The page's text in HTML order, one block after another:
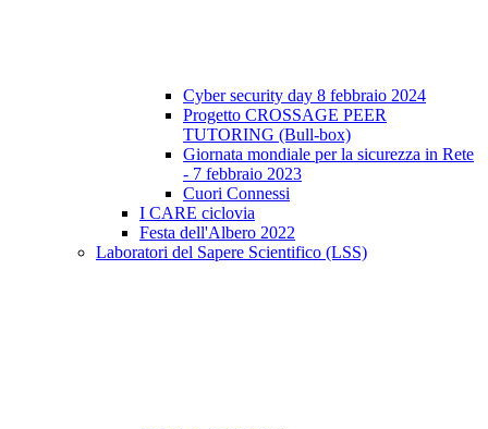
Cyber security day 8 febbraio 2024
Progetto CROSSAGE PEER
TUTORING (Bull-box)
Giornata mondiale per la sicurezza in Rete
- 7 febbraio 2023
Cuori Connessi
I CARE ciclovia
Festa dell'Albero 2022
Laboratori del Sapere Scientifico (LSS)